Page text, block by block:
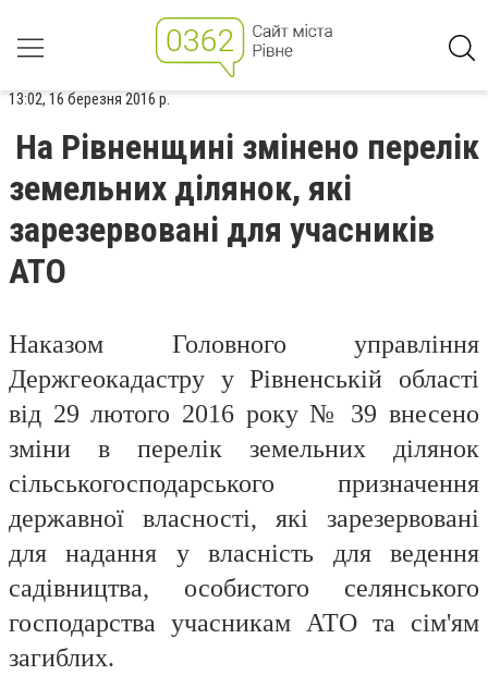
13:02, 16 березня 2016 р.
На Рівненщині змінено перелік
земельних ділянок, які
зарезервовані для учасників
АТО
Наказом Головного управління
Держгеокадастру у Рівненській області
від 29 лютого 2016 року № 39 внесено
зміни в перелік земельних ділянок
сільськогосподарського призначення
державної власності, які зарезервовані
для надання у власність для ведення
садівництва, особистого селянського
господарства учасникам АТО та сім'ям
загиблих.